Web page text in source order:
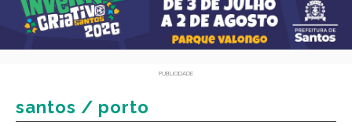
PUBLICIDADE
santos / porto